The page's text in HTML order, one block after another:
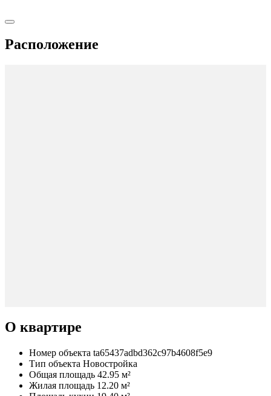
Расположение
О квартире
Номер объекта ta65437adbd362c97b4608f5e9
Тип объекта Новостройка
Общая площадь 42.95 м²
Жилая площадь 12.20 м²